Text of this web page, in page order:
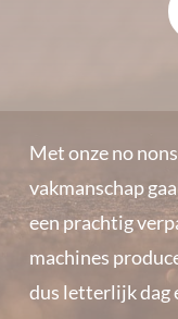
Met onze no
vakmanschap
een prachtig
machines
dus letterlijk dag